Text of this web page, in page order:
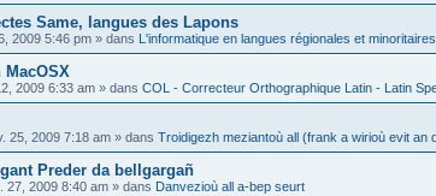
Same, langues des Lapons
2009 5:46 pm » dans L'informatique en langues régionales et minoritaires
MacOSX
2009 6:33 am » dans COL - Correcteur Orthographique Latin - Latin
25, 2009 7:18 am » dans Troidigezh meziantoù all (frank a wirioù evit an
Preder da bellgargañ
27, 2009 8:40 am » dans Danvezioù all a-bep seurt